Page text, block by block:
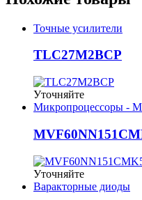
Точные усилители
TLC27M2BCP
Уточняйте
Микропроцессоры -
Уточняйте
Варакторные диоды